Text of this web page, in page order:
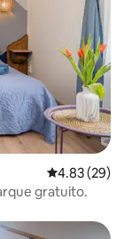
Calificación
4.83 (29)
gratuito.